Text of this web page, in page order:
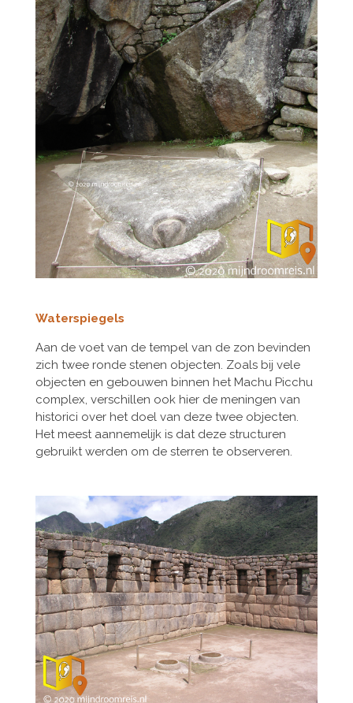
Waterspiegels
Aan de voet van de tempel van de zon bevinden
zich twee ronde stenen objecten. Zoals bij vele
objecten en gebouwen binnen het Machu Picchu
complex, verschillen ook hier de meningen van
historici over het doel van deze twee objecten.
Het meest aannemelijk is dat deze structuren
gebruikt werden om de sterren te observeren.